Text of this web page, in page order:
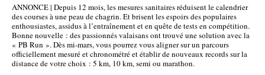
POURQUOI ATHLE.CH ?
ATHLE.CH RÉGIONS | VAUD
HIGHLIGHTS
LIVRES
ANNONCE | Depuis 12 mois, les mesures sanitaires réduisent le calendrier
des courses à une peau de chagrin. Et brisent les espoirs des populaires
enthousiastes, assidus à l’entraînement et en quête de tests en compétition.
Bonne nouvelle : des passionnés valaisans ont trouvé une solution avec la
« PB Run ». Dès mi-mars, vous pourrez vous aligner sur un parcours
officiellement mesuré et chronométré et établir de nouveaux records sur la
distance de votre choix : 5 km, 10 km, semi ou marathon.